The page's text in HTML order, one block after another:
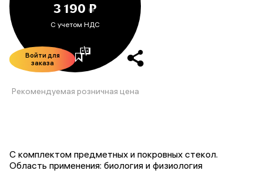
3 190 ₽
С учетом НДС
Войти для
заказа
Рекомендуемая розничная цена
С комплектом предметных и покровных стекол.
Область применения: биология и физиология